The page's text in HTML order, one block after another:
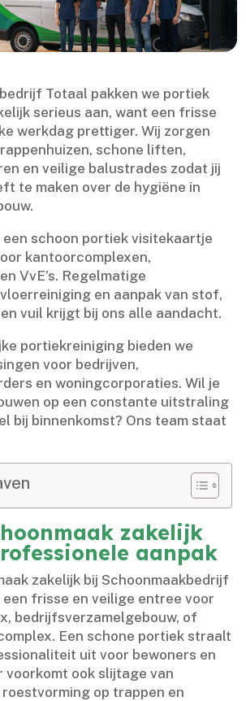
Totaal pakken we portiek
serieus aan, want een frisse
werkdag prettiger.​ Wij zorgen
schone liften,
en veilige balustrades zodat jij
te maken over de hygiëne in
een schoon portiek visitekaartje
kantoorcomplexen,
VvE’s.​ Regelmatige
en aanpak van stof,
vuil krijgt bij ons alle aandacht.​
portiekreiniging bieden we
voor bedrijven,
en woningcorporaties.​ Wil je
op een constante uitstraling
bij binnenkomst? Ons team staat
zakelijk
aanpak
zakelijk bij Schoonmaakbedrijf
frisse en veilige entree voor
bedrijfsverzamelgebouw, of
Een schone portiek straalt
uit voor bewoners en
voorkomt ook slijtage van
op trappen en